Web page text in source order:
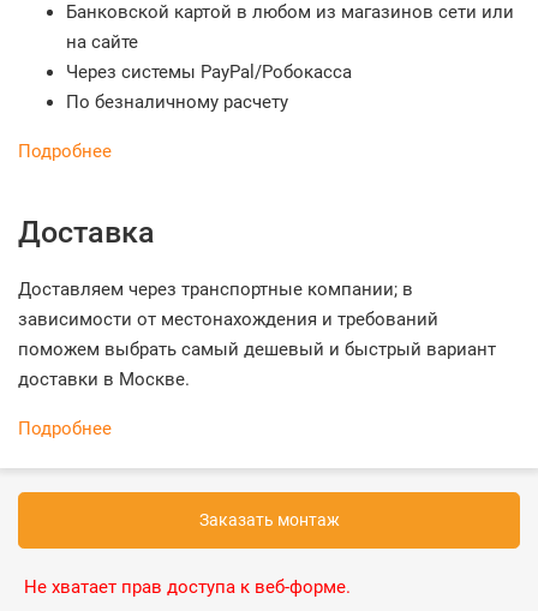
Банковской картой в любом из магазинов сети или
на сайте
Через системы PayPal/Робокасса
По безналичному расчету
Подробнее
Доставка
Доставляем через транспортные компании; в
зависимости от местонахождения и требований
поможем выбрать самый дешевый и быстрый вариант
доставки в Москве.
Подробнее
Заказать монтаж
Не хватает прав доступа к веб-форме.